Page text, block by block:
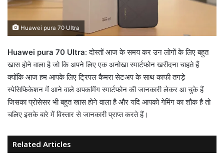
Huawei pura 70 Ultra
Huawei pura 70 Ultra: दोस्तों आज के समय कर उन लोगों के लिए बहुत
खास होने वाला है जो कि अपने लिए एक अनोखा स्मार्टफोन खरीदना चाहते हैं
क्योंकि आज हम आपके लिए ट्रिपल कैमरा सेटअप के साथ काफी तगड़े
स्पेसिफिकेशन में आने वाले अपकमिंग स्मार्टफोन की जानकारी लेकर आ चुके हैं
जिसका प्रोसेसर भी बहुत खास होने वाला है और यदि आपको गेमिंग का शौक है तो
चलिए इसके बारे में विस्तार से जानकारी प्राप्त करते हैं।
Related Articles